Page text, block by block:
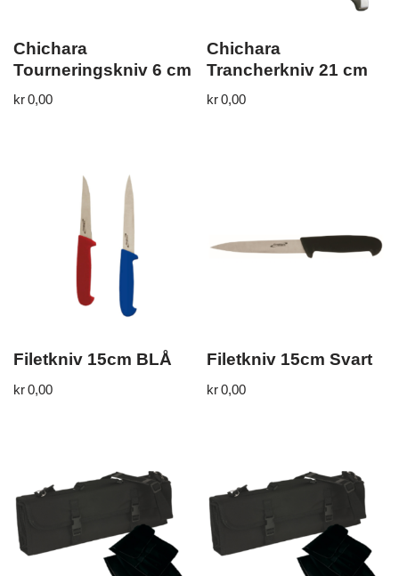
Chichara
Tourneringskniv 6 cm
kr0,00
Chichara
Trancherkniv 21 cm
kr0,00
Filetkniv 15cm BLÅ
kr0,00
Filetkniv 15cm Svart
kr0,00